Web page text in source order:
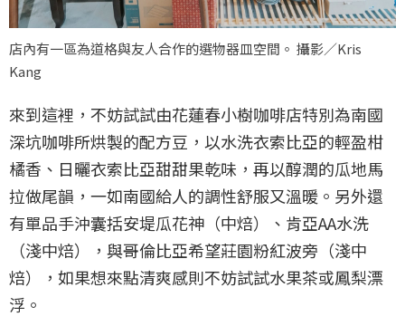
店內有一區為道格與友人合作的選物器皿空間。 攝影／Kris
Kang
來到這裡，不妨試試由花蓮春小樹咖啡店特別為南國
深坑咖啡所烘製的配方豆，以水洗衣索比亞的輕盈柑
橘香、日曬衣索比亞甜甜果乾味，再以醇潤的瓜地馬
拉做尾韻，一如南國給人的調性舒服又溫暖。另外還
有單品手沖囊括安堤瓜花神（中焙）、肯亞AA水洗
（淺中焙），與哥倫比亞希望莊園粉紅波旁（淺中
焙），如果想來點清爽感則不妨試試水果茶或鳳梨漂
浮。